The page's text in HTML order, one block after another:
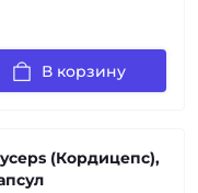
В корзину
(Кордицепс),